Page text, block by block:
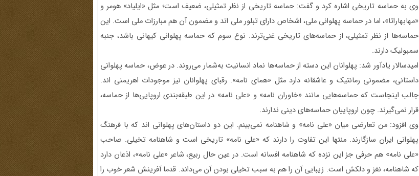
وی به حماسه تاریخی اشاره کرد و گفت: حماسه تاریخی از نظر تمثیلی، ضعیف است؛ مثل «ایلیاد» هومر و
«مهابهاراتا»، اما در حماسه پهلوانی ملی، اشخاص دارای تبلور ملی اند و مضمون آن هم مبارزات ملی است. این
حماسه‌ها از نظر تمثیلی، از حماسه‌های تاریخی غنی‌ترند. نوع سوم که حماسه پهلوانی کیهانی باشد، جنبه
سمبولیک دارند.
امیدسالار یادآور شد: پهلوانان این دسته از حماسه‌ها نماد انسانیت به‌شمار می‌روند. در عوض، حماسه پهلوانی
داستانی، مضمونی رمانتیک و عاشقانه دارد مثل «همای نامه». رقبای پهلوانان نیز موجودات اهریمنی اند.
جالب اینجاست که حماسه‌هایی مانند «خاوران نامه» و «علی نامه» در این طبقه‌بندی اروپایی‌ها از حماسه،
قرار نمی‌گیرند. چون اروپاییان حماسه‌های دینی ندارند.
وی افزود: من تعارضی میان «علی نامه» و شاهنامه نمی‌بینم. این دو داستان‌های پهلوانی اند که با فرهنگ
پهلوانی ایران سازگارند. منتها این تفاوت را دارند که «علی نامه» تاریخی است و شاهنامه تخیلی. صاحب
«علی نامه» هم حرفی جز این نزده که شاهنامه افسانه است. در عین حال ربیع، شاعر «علی نامه»، اذعان دارد
که شاهنامه، نغز و دلکش است. زیبایی آن را هم به سبب تخیلی بودن آن می‌داند. قدما آفرینش شعر خوب را